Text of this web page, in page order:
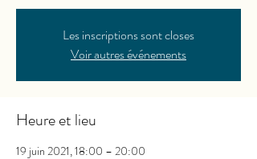
Les inscriptions sont closes
Voir autres événements
Heure et lieu
19 juin 2021, 18:00 – 20:00